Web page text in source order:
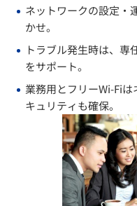
ネットワークの設定・
かせ。
トラブル発生時は、専
をサポート。
業務用とフリーWi-Fi
キュリティも確保。